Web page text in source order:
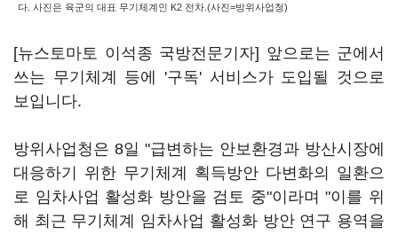
다. 사진은 육군의 대표 무기체계인 K2 전차.(사진=방위사업청)
[뉴스토마토 이석종 국방전문기자] 앞으로는 군에서
쓰는 무기체계 등에 '구독' 서비스가 도입될 것으로
보입니다.
방위사업청은 8일 "급변하는 안보환경과 방산시장에
대응하기 위한 무기체계 획득방안 다변화의 일환으
로 임차사업 활성화 방안을 검토 중"이라며 "이를 위
해 최근 무기체계 임차사업 활성화 방안 연구 용역을